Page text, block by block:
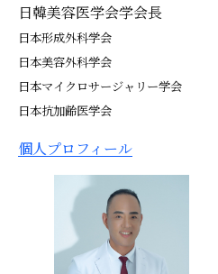
日韓美容医学会学会長
日本形成外科学会
日本美容外科学会
日本マイクロサージャリー学会
日本抗加齢医学会
個人プロフィール